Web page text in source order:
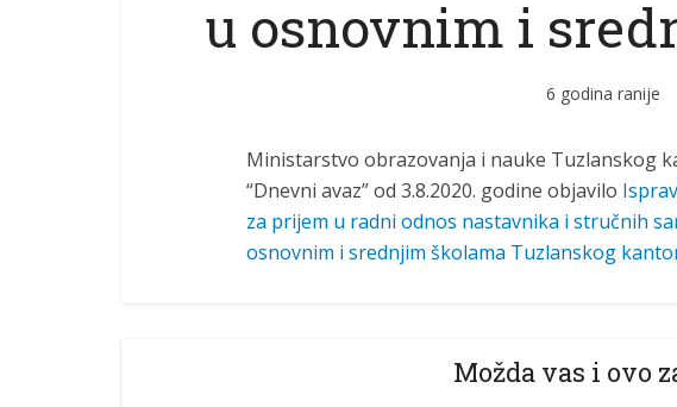
u osnovnim i
6 godina ranije
Ministarstvo obrazovanja i nauke Tuzlanskog
“Dnevni avaz” od 3.8.2020. godine objavilo
za prijem u radni odnos nastavnika i stručnih
osnovnim i srednjim školama Tuzlanskog
Možda vas i ovo